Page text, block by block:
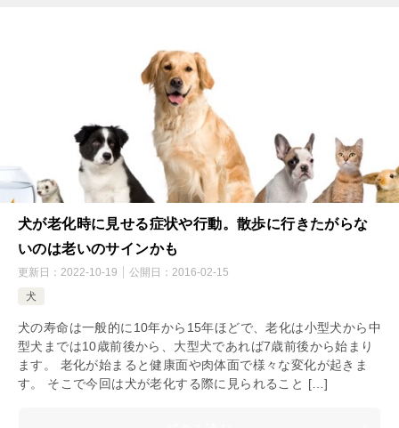
犬が老化時に見せる症状や行動。散歩に行きたがらな
いのは老いのサインかも
更新日： 2022-10-19 公開日： 2016-02-15
犬
犬の寿命は一般的に10年から15年ほどで、老化は小型犬から中
型犬までは10歳前後から、大型犬であれば7歳前後から始まり
ます。 老化が始まると健康面や肉体面で様々な変化が起きま
す。 そこで今回は犬が老化する際に見られること […]